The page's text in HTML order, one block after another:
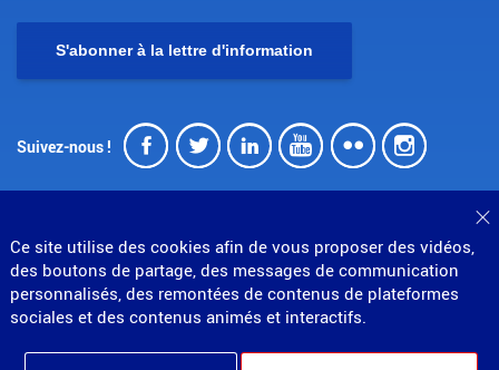
Ce site utilise des cookies afin de vous proposer des vidéos,
des boutons de partage, des messages de communication
personnalisés, des remontées de contenus de plateformes
sociales et des contenus animés et interactifs.
S'abonner à la lettre d'information
Suivez-nous ! Facebook
Twitter
LinkedIn
Youtube
Flickr
© Direction générale des douanes et droits indirects
MENU
Gestion des cookies
Accessibilité : partiellement conforme